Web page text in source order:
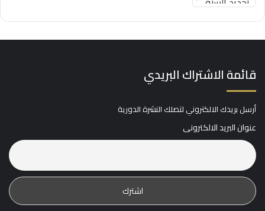
قائمة الاشتراك البريدي
أرسل بريدك الالكتروني لتصلك النشرة الدورية
عنوان البريد الالكترونى